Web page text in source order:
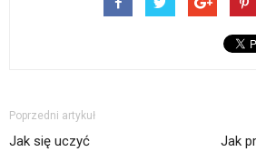
Poprzedni artykuł
Jak się uczyć Jak